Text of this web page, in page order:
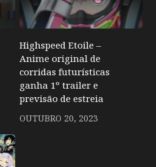
Highspeed Etoile –
Anime original de
corridas futurísticas
ganha 1º trailer e
previsão de estreia
OUTUBRO 20, 2023